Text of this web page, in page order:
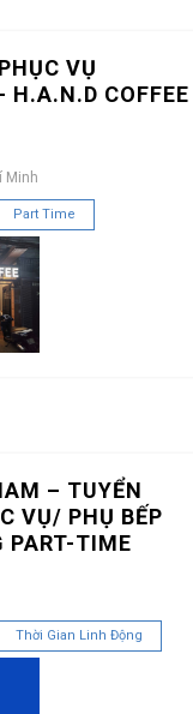
VỤ
H.A.N.D COFFEE
Minh
Part Time
– TUYỂN
VỤ/ PHỤ BẾP
PART-TIME
Thời Gian Linh Động